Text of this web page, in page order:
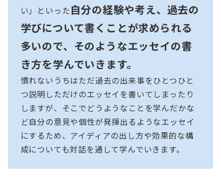
い」といった自分の経験や考え、過去の
学びについて書くことが求められる
多いので、そのようなエッセイの書
き方を学んでいきます。
慣れないうちはただ過去の出来事をひとつひと
つ説明しただけのエッセイを書いてしまったり
しますが、そこでどうようなことを学んだかな
ど自分の意見や個性が発揮出るようなエッセイ
にするため、アイディアの出し方や効果的な構
成についても対話を通して学んでいきます。